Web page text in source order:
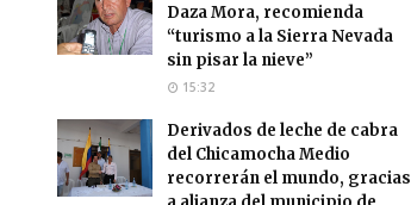
Daza Mora, recomienda
“turismo a la Sierra Nevada
sin pisar la nieve”
15:32
Derivados de leche de cabra
del Chicamocha Medio
recorrerán el mundo, gracias